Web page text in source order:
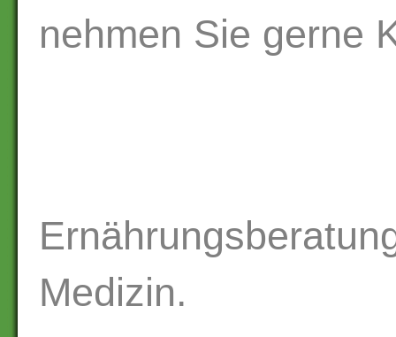
nehmen Sie gerne
Medizin.